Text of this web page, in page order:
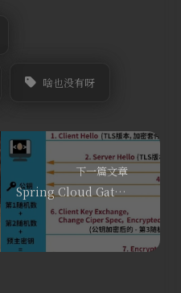
啥也没有呀
下一篇文章
Spring Cloud Gateway 实现数字签名与 URL 动态加密